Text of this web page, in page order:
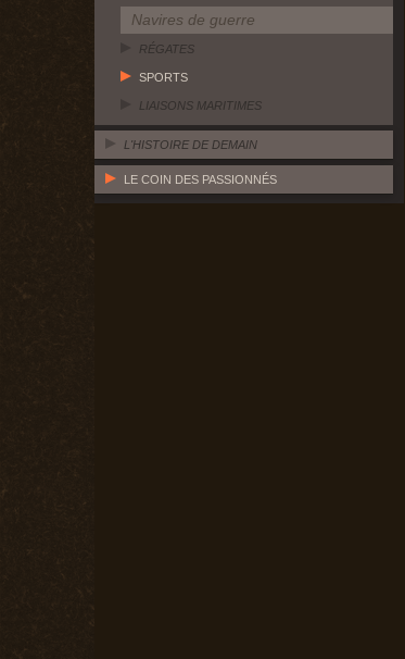
Navires de guerre
RÉGATES
SPORTS
LIAISONS MARITIMES
L'HISTOIRE DE DEMAIN
LE COIN DES PASSIONNÉS